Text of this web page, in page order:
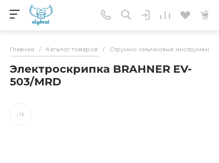
Главная / Каталог товаров / Струнно-смычковые инструменты
Электроскрипка BRAHNER EV-
503/MRD